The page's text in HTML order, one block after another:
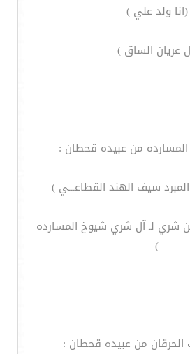
(انا ولد علي )
عريان الساق )
المسارده من عبيده قحطان :
سيف الهند القطاعـــي )
شري لـ آل شري شيوخ المسارده
)
الحرقان من عبيده قحطان :